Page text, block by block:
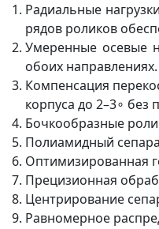
Радиальные
рядов роликов
Умеренные осевые
обоих направлениях.
Компенсация
корпуса до 2–3∘ без
Бочкообразные
Полиамидный
Оптимизированная
Прецизионная
Центрирование
Равномерное